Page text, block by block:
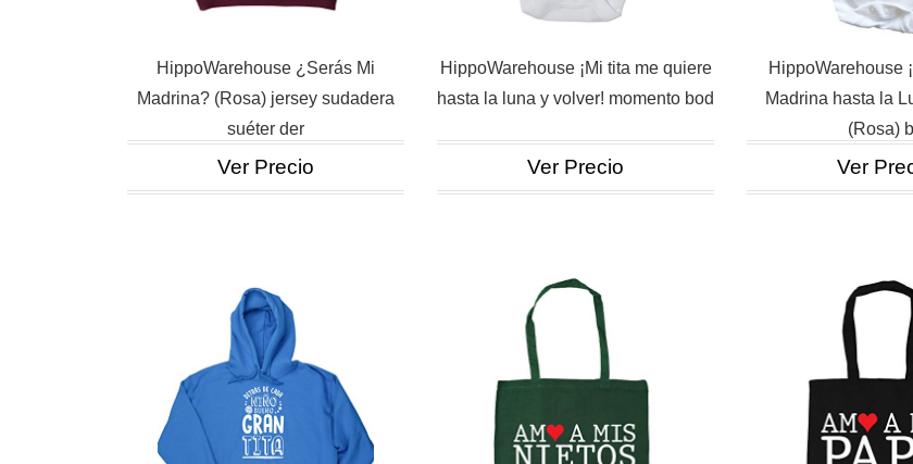
HippoWarehouse ¿Serás Mi
Madrina? (Rosa) jersey sudadera
suéter der
Ver Precio
HippoWarehouse ¡Mi tita me quiere
hasta la luna y volver! momento bod
Ver Precio
HippoWarehouse
Madrina hasta la
(Rosa)
Ver